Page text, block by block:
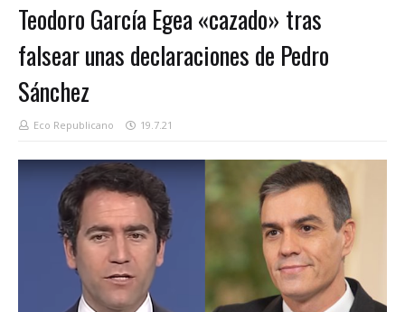
Teodoro García Egea «cazado» tras
falsear unas declaraciones de Pedro
Sánchez
Eco Republicano 19.7.21